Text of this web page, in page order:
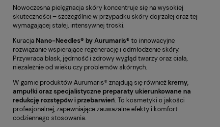
Nowoczesna pielęgnacja skóry koncentruje się na wysokiej
skuteczności – szczególnie w przypadku skóry dojrzałej oraz tej
wymagającej stałej, intensywnej troski.
Kuracja Nano-Needles® by Aurumaris® to innowacyjne
rozwiązanie wspierające regenerację i odmłodzenie skóry.
Przywraca blask, jędrność i zdrowy wygląd twarzy oraz ciała,
niezależnie od wieku czy problemów skórnych.
W gamie produktów Aurumaris® znajdują się również kremy,
ampułki oraz specjalistyczne preparaty ukierunkowane na
redukcję rozstępów i przebarwień. To kosmetyki o jakości
profesjonalnej, zapewniające zauważalne efekty i komfort
codziennego stosowania.